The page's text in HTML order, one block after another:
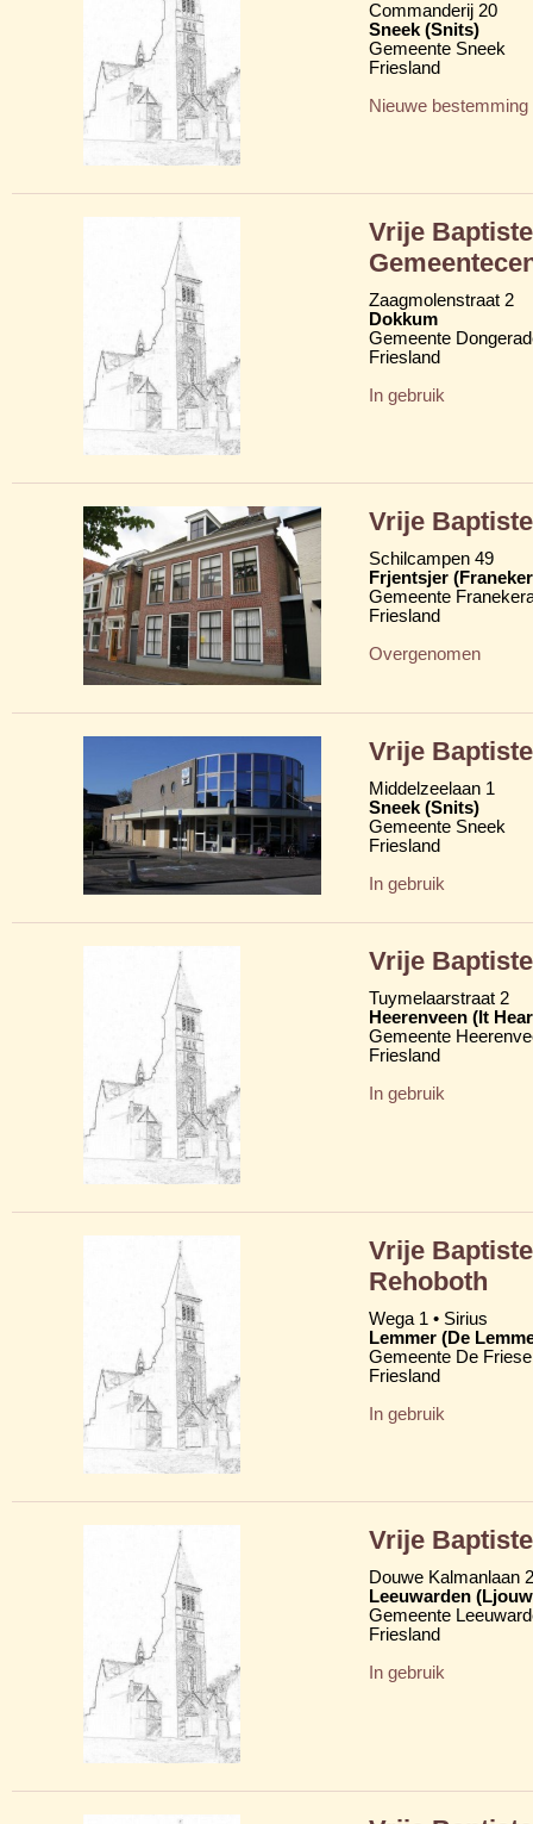
Commanderij 20
Sneek (Snits)
Gemeente Sneek
Friesland
Nieuwe bestemming
Vrije
Zaagmolenstraat 2
Dokkum
Gemeente
Friesland
In gebruik
Vrije
Schilcampen 49
Frjentsjer
Gemeente
Friesland
Overgenomen
Vrije
Middelzeelaan 1
Sneek (Snits)
Gemeente Sneek
Friesland
In gebruik
Vrije
Tuymelaarstraat 2
Heerenveen (It
Gemeente
Friesland
In gebruik
Vrije
Rehoboth
Wega 1 • Sirius
Lemmer (De
Gemeente De
Friesland
In gebruik
Vrije
Douwe Kalmanlaan 2
Leeuwarden
Gemeente
Friesland
In gebruik